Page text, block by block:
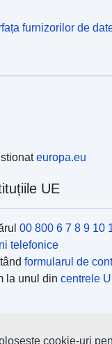
furnizorilor de
europa.eu
UE
00 800 6 7 8 9 10
telefonice
formularul de
la unul din centrele
cookie-uri